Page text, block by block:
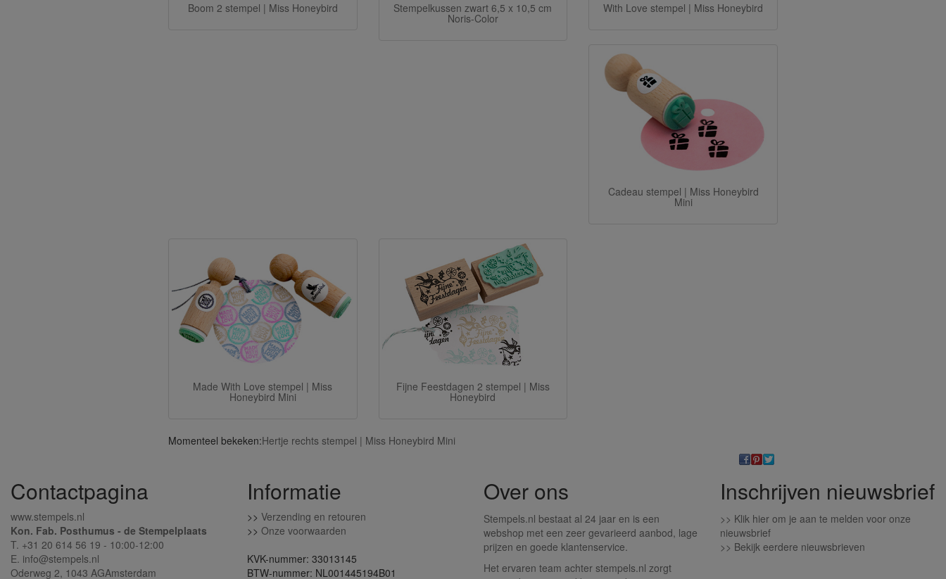
Boom 2 stempel | Miss Honeybird Stempelkussen zwart 6,5 x 10,5 cm
Noris-Color
With Love stempel | Miss Honeybird
Cadeau stempel | Miss Honeybird
Mini
Made With Love stempel | Miss
Honeybird Mini
Fijne Feestdagen 2 stempel | Miss
Honeybird
Momenteel bekeken:Hertje rechts stempel | Miss Honeybird Mini
Contactpagina
www.stempels.nl
Kon. Fab. Posthumus - de Stempelplaats
T. +31 20 614 56 19 - 10:00-12:00
E. info@stempels.nl
Oderweg 2, 1043 AGAmsterdam
Informatie
>> Verzending en retouren
>> Onze voorwaarden
KVK-nummer: 33013145
BTW-nummer: NL001445194B01
Over ons
Stempels.nl bestaat al 24 jaar en is een
webshop met een zeer gevarieerd aanbod, lage
prijzen en goede klantenservice.
Het ervaren team achter stempels.nl zorgt
Inschrijven nieuwsbrief
>> Klik hier om je aan te melden voor onze
nieuwsbrief
>> Bekijk eerdere nieuwsbrieven